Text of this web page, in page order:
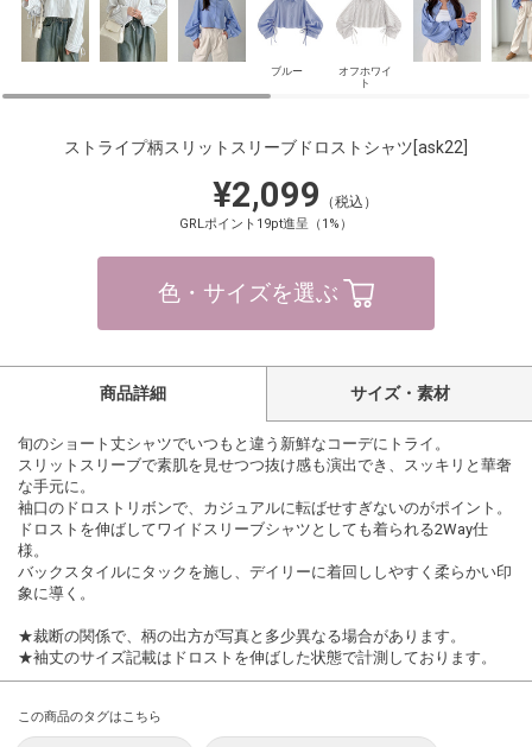
ブルー
オフホワイ
ト
ストライプ柄スリットスリーブドロストシャツ[ask22]
¥2,099 （税込）
GRLポイント19pt進呈（1%）
色・サイズを選ぶ
商品詳細 サイズ・素材
旬のショート丈シャツでいつもと違う新鮮なコーデにトライ。
スリットスリーブで素肌を見せつつ抜け感も演出でき、スッキリと華奢
な手元に。
袖口のドロストリボンで、カジュアルに転ばせすぎないのがポイント。
ドロストを伸ばしてワイドスリーブシャツとしても着られる2Way仕
様。
バックスタイルにタックを施し、デイリーに着回ししやすく柔らかい印
象に導く。
★裁断の関係で、柄の出方が写真と多少異なる場合があります。
★袖丈のサイズ記載はドロストを伸ばした状態で計測しております。
この商品のタグはこちら